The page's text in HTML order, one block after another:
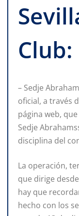
Club:
– Sedje
oficial, a través
página web,
Sedje
disciplina del
La operación,
que dirige
hay que
hecho con los